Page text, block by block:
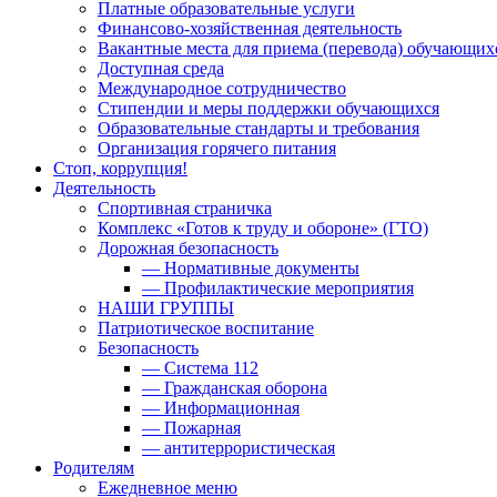
Платные образовательные услуги
Финансово-хозяйственная деятельность
Вакантные места для приема (перевода)
Доступная среда
Международное сотрудничество
Стипендии и меры поддержки обучающихся
Образовательные стандарты и требования
Организация горячего питания
Стоп, коррупция!
Деятельность
Спортивная страничка
Комплекс «Готов к труду и обороне» (ГТО)
Дорожная безопасность
— Нормативные документы
— Профилактические мероприятия
НАШИ ГРУППЫ
Патриотическое воспитание
Безопасность
— Система 112
— Гражданская оборона
— Информационная
— Пожарная
— антитеррористическая
Родителям
Ежедневное меню